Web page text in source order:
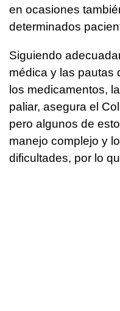
en ocasiones
determinados
Siguiendo
médica y las pautas
los medicamentos,
paliar, asegura el
pero algunos de
manejo complejo y
dificultades, por lo